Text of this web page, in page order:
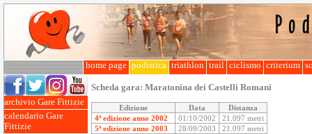
home page podistica triathlon trail ciclismo criterium
archivio Gare Fittizie
calendario Gare
Fittizie
Scheda gara: Maratonina dei Castelli Romani
Edizione Data
Distanza
4ª edizione anno 2002
01/10/2002
21.097 metri
5ª edizione anno 2003
28/09/2003
21.097 metri